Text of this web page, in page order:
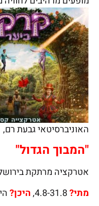
האוניברסיטאי גבעת רם,
"המבוך הגדול"
אטרקציה מרתקת
מתי?
היכן?